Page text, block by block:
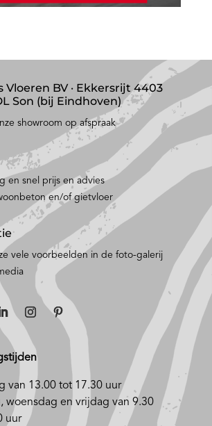
Vloeren BV · Ekkersrijt 4403
Son (bij Eindhoven)
showroom op afspraak
en snel prijs en advies
en/of gietvloer
vele voorbeelden in de foto-galerij
van 13.00 tot 17.30 uur
woensdag en vrijdag van 9.30
uur